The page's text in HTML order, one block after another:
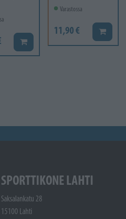
Lisää koriin
Varastossa
11,90 € Lisää
SPORTTIKONE LAHTI
Saksalankatu 28
15100 Lahti